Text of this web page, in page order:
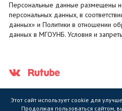
Персональные данные размещены
персональных данных, в
данных» и Политики в отношении
данных в МГОУНБ. Условия и
Этот сайт использует cookie для
Продолжая пользоваться сайтом,